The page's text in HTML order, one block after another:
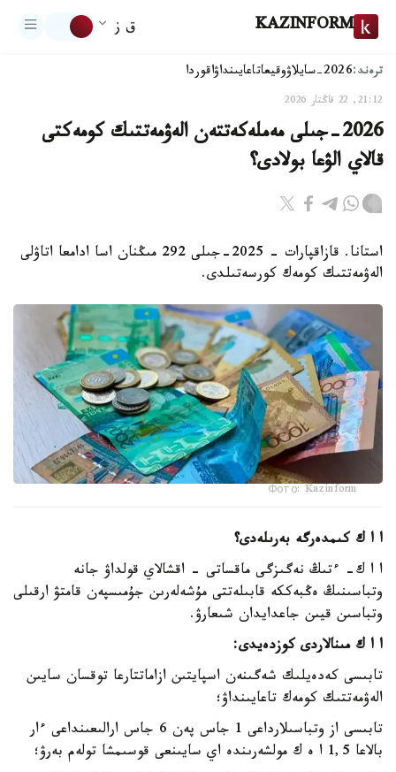
KAZINFORM ق ز
ترەند:2026-سايلاۋ وقيعاتاعايىنداۋاقوردا
21:12, 22 قاڭتار 2026
2026-جىلى مەملەكەتتەن الەۋمەتتىك كومەكتى
قالاي الۋعا بولادى؟
استانا. قازاقپارات - 2025-جىلى 292 مىڭنان اسا ادامعا اتاۋلى
الەۋمەتتىك كومەك كورسەتىلدى.
Фото: Kazinform
ا ا ك كىمدەرگە بەرىلەدى؟
ا ا ك- ءتىڭ نەگىزگى ماقساتى - اقشالاي قولداۋ جانە
وتباسىنىڭ ەڭبەككە قابىلەتتى مۇشەلەرىن جۇمىسپەن قامتۋ ارقىلى
وتباسىن قيىن جاعدايدان شىعارۋ.
ا ا ك مىنالاردى كوزدەيدى:
تابىسى كەدەيلىك شەگىنەن اسپايتىن ازاماتتارعا توقسان سايىن
الەۋمەتتىك كومەك تاعايىنداۋ؛
تابىسى از وتباسىلارداعى 1 جاس پەن 6 جاس ارالىعىنداعى ءار
بالاعا 1,5 ا ە ك مولشەرىندە اي سايىنعى قوسىمشا تولەم بەرۋ؛